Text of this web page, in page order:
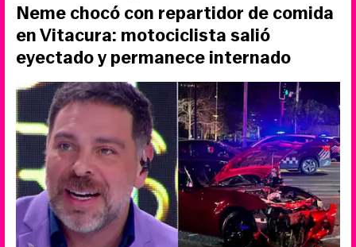
Neme chocó con repartidor de comida
en Vitacura: motociclista salió
eyectado y permanece internado